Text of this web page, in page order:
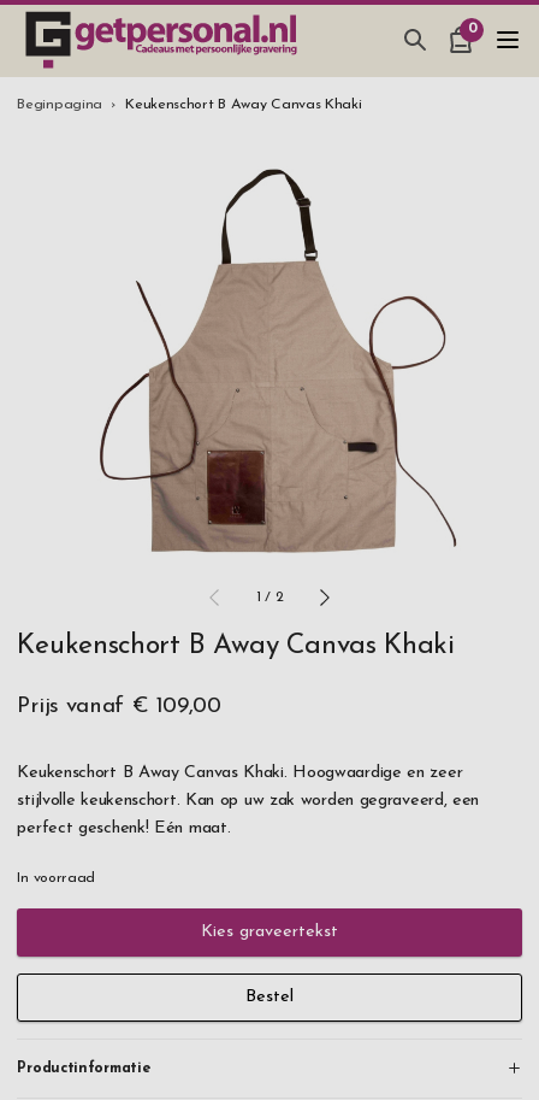
0
CADEAUS & GADGETS
SIERADEN & ACCESSOIRES
HUWELIJKSGESCHENK 2026
Beginpagina Keukenschort B Away Canvas Khaki
1 / 2
Keukenschort B Away Canvas Khaki
Prijs vanaf € 109,00
Keukenschort B Away Canvas Khaki. Hoogwaardige en zeer
stijlvolle keukenschort. Kan op uw zak worden gegraveerd, een
perfect geschenk! Eén maat.
In voorraad
Kies graveertekst
Bestel
Productinformatie